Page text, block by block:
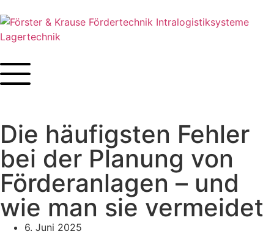
Die häufigsten Fehler
bei der Planung von
Förderanlagen – und
wie man sie vermeidet
6. Juni 2025